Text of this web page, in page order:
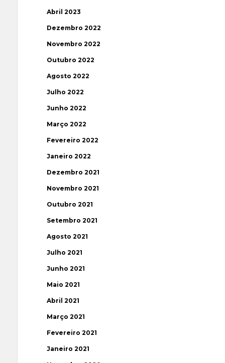
Abril 2023
Dezembro 2022
Novembro 2022
Outubro 2022
Agosto 2022
Julho 2022
Junho 2022
Março 2022
Fevereiro 2022
Janeiro 2022
Dezembro 2021
Novembro 2021
Outubro 2021
Setembro 2021
Agosto 2021
Julho 2021
Junho 2021
Maio 2021
Abril 2021
Março 2021
Fevereiro 2021
Janeiro 2021